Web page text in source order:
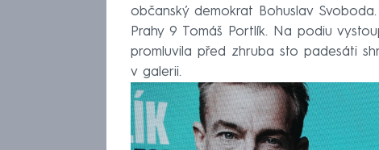
občanský demokrat Bohuslav
Prahy 9 Tomáš Portlík. Na podiu
promluvila před zhruba sto padesáti
v galerii.